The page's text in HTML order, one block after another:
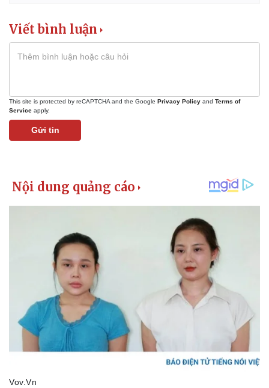
Viết bình luận
This site is protected by reCAPTCHA and the Google Privacy Policy and Terms of
Service apply.
Gửi tin